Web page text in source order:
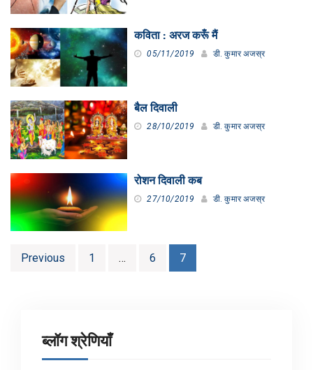
कविता : अरज करूँ मैं
05/11/2019 डी. कुमार अजस्र
बैल दिवाली
28/10/2019 डी. कुमार अजस्र
रोशन दिवाली कब
27/10/2019 डी. कुमार अजस्र
Posts
Previous 1 … 6 7
ब्लॉग श्रेणियाँ